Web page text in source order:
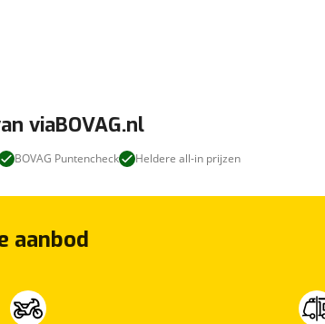
viaBOVAG.nl
BOVAG Puntencheck Heldere all-in prijzen
aanbod